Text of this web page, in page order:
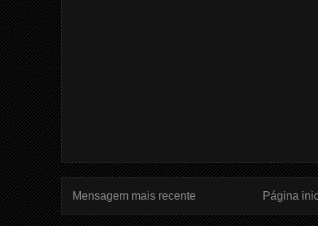
Mensagem mais recente Página